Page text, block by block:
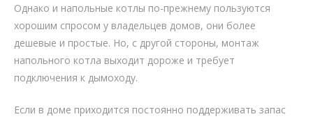
Однако и напольные котлы по-прежнему пользуются
хорошим спросом у владельцев домов, они более
дешевые и простые. Но, с другой стороны, монтаж
напольного котла выходит дороже и требует
подключения к дымоходу.
Если в доме приходится постоянно поддерживать запас